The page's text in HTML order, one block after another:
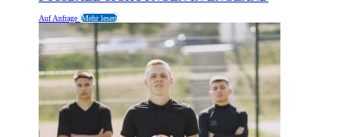
Auf Anfrage Mehr lesen